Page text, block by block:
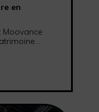
en
Moovance